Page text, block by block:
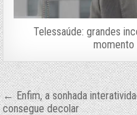
Telessaúde: grandes
momento
Navegação
← Enfim, a sonhada
consegue decolar